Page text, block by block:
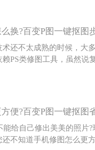
换?百变P图一键抠图
还不太成熟的时候，大
PS类修图工具，虽然说
便?百变P图一键抠图
能给自己修出美美的照片
不知道手机修图怎么更